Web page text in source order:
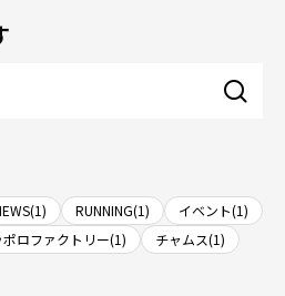
RUNNING(1)
イベント(1)
ロファクトリー(1)
チャムス(1)